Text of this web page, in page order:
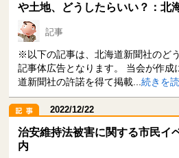
や土地、どうしたらいい？：北
記事
※以下の記事は、北海道新聞社のど
記事体広告となります。 当会が作成
道新聞社の許諾を得て掲載...続きを
2022/12/22
治安維持法被害に関する市民イ
内